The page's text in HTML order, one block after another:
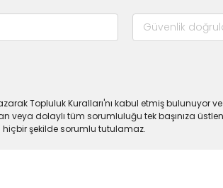
Topluluk Kuralları'nı kabul etmiş bulunuyor
veya dolaylı tüm sorumluluğu tek başınıza
şekilde sorumlu tutulamaz.